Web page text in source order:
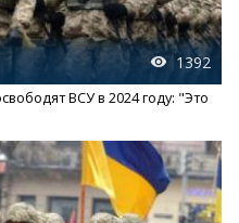
1392
ВСУ в 2024 году: "Это